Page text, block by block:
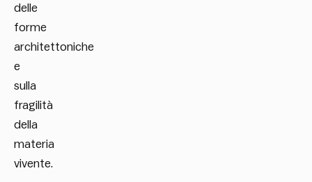
delle
forme
architettoniche
e
sulla
fragilità
della
materia
vivente.